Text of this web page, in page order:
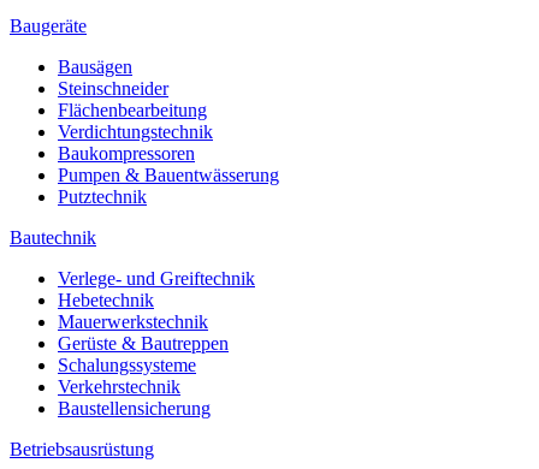
Baugeräte
Bausägen
Steinschneider
Flächenbearbeitung
Verdichtungstechnik
Baukompressoren
Pumpen & Bauentwässerung
Putztechnik
Bautechnik
Verlege- und Greiftechnik
Hebetechnik
Mauerwerkstechnik
Gerüste & Bautreppen
Schalungssysteme
Verkehrstechnik
Baustellensicherung
Betriebsausrüstung